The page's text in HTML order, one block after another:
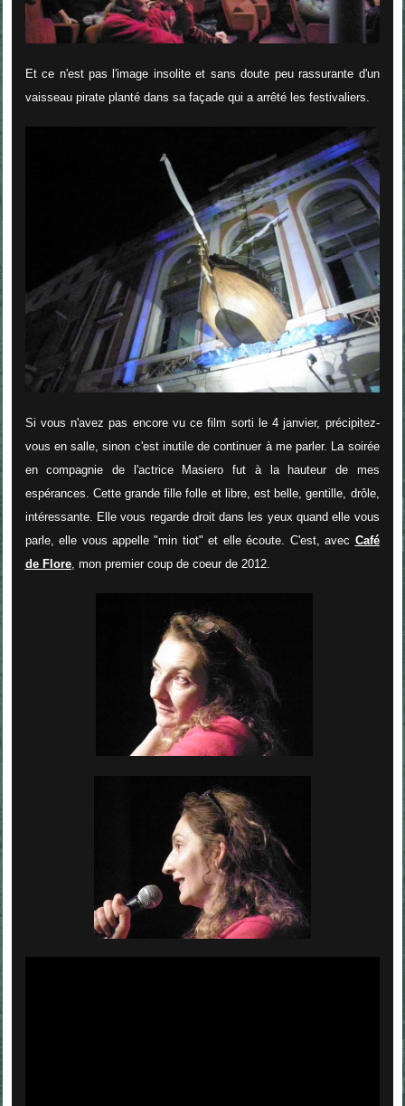
Et ce n'est pas l'image insolite et sans doute peu rassurante d'un
vaisseau pirate planté dans sa façade qui a arrêté les festivaliers.
Si vous n'avez pas encore vu ce film sorti le 4 janvier, précipitez-
vous en salle, sinon c'est inutile de continuer à me parler. La soirée
en compagnie de l'actrice Masiero fut à la hauteur de mes
espérances. Cette grande fille folle et libre, est belle, gentille, drôle,
intéressante. Elle vous regarde droit dans les yeux quand elle vous
parle, elle vous appelle "min tiot" et elle écoute. C'est, avec Café
de Flore, mon premier coup de coeur de 2012.